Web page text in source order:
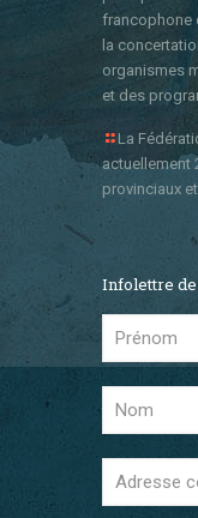
francophone
la
organismes
et des
La
actuellement
provinciaux
Infolettre de